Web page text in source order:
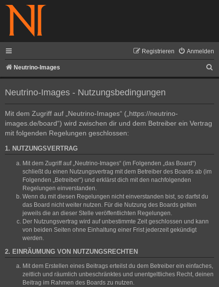
Anmelden
Registrieren
Neutrino-Images
u
Neutrino-Images - Nutzungsbedingungen
Mit dem Zugriff auf „Neutrino-Images“ („https://neutrino-
images.de/board“) wird zwischen dir und dem Betreiber ein Vertrag
mit folgenden Regelungen geschlossen:
1. NUTZUNGSVERTRAG
Mit dem Zugriff auf „Neutrino-Images“ (im Folgenden „das Board“)
schließt du einen Nutzungsvertrag mit dem Betreiber des Boards ab (im
Folgenden „Betreiber“) und erklärst dich mit den nachfolgenden
Regelungen einverstanden.
Wenn du mit diesen Regelungen nicht einverstanden bist, so darfst du
das Board nicht weiter nutzen. Für die Nutzung des Boards gelten
jeweils die an dieser Stelle veröffentlichten Regelungen.
Der Nutzungsvertrag wird auf unbestimmte Zeit geschlossen und kann
von beiden Seiten ohne Einhaltung einer Frist jederzeit gekündigt
werden.
2. EINRÄUMUNG VON NUTZUNGSRECHTEN
Mit dem Erstellen eines Beitrags erteilst du dem Betreiber ein einfaches,
zeitlich und räumlich unbeschränktes und unentgeltliches Recht, deinen
Beitrag im Rahmen des Boards zu nutzen.